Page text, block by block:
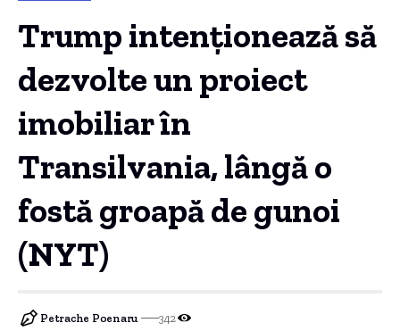
Trump intenționează să
dezvolte un proiect
imobiliar în
Transilvania, lângă o
fostă groapă de gunoi
(NYT)
Petrache Poenaru 342